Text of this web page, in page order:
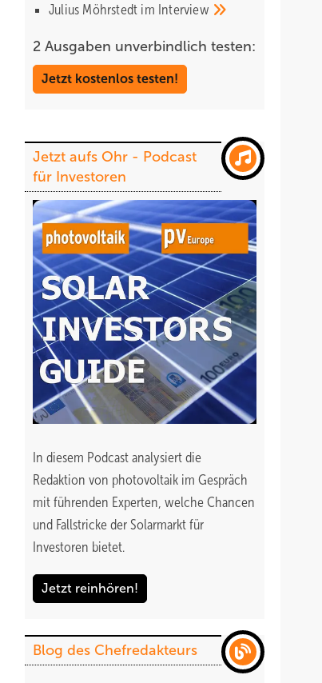
Julius Möhrstedt im Interview
2 Ausgaben unverbindlich testen:
Jetzt kostenlos testen!
Jetzt aufs Ohr - Podcast
für Investoren
In diesem Podcast analysiert die
Redaktion von photovoltaik im Gespräch
mit führenden Experten, welche Chancen
und Fallstricke der Solarmarkt für
Investoren bietet.
Jetzt reinhören!
Blog des Chefredakteurs